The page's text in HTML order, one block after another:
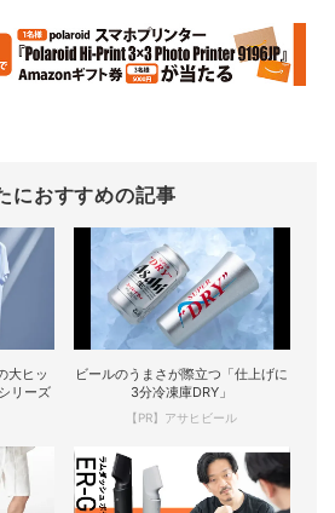
におすすめの記事
大ヒッ
リーズ
ビールのうまさが際立つ「仕上げに
3分冷凍庫DRY」
【PR】アサヒビール